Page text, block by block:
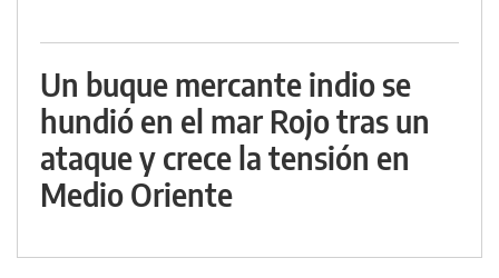
Un buque mercante indio se
hundió en el mar Rojo tras un
ataque y crece la tensión en
Medio Oriente